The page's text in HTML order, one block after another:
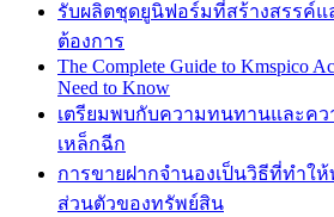
รับผลิตชุดยูนิฟอร์มที่สร้างสรรค์
ต้องการ
The Complete Guide to Kmspico
Need to Know
เตรียมพบกับความทนทานและคว
เหล็กฉีก
การขายฝากจำนองเป็นวิธีที่ทำใ
ส่วนตัวของทรัพย์สิน